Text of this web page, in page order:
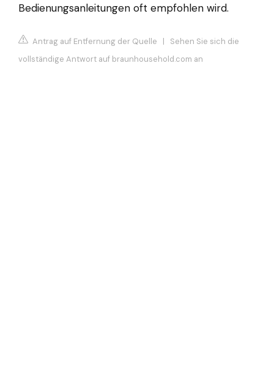
Bedienungsanleitungen oft empfohlen wird.
Antrag auf Entfernung der Quelle | Sehen Sie sich die
vollständige Antwort auf braunhousehold.com an